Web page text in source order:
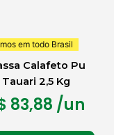
em todo Brasil
Calafeto Pu
Tauari 2,5 Kg
83,88 /un